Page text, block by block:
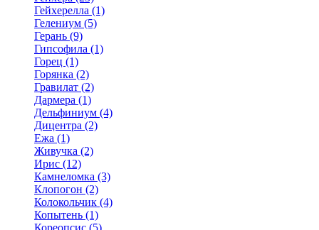
Гейхерелла (1)
Гелениум (5)
Герань (9)
Гипсофила (1)
Горец (1)
Горянка (2)
Гравилат (2)
Дармера (1)
Дельфиниум (4)
Дицентра (2)
Ежа (1)
Живучка (2)
Ирис (12)
Камнеломка (3)
Клопогон (2)
Колокольчик (4)
Копытень (1)
Кореопсис (5)